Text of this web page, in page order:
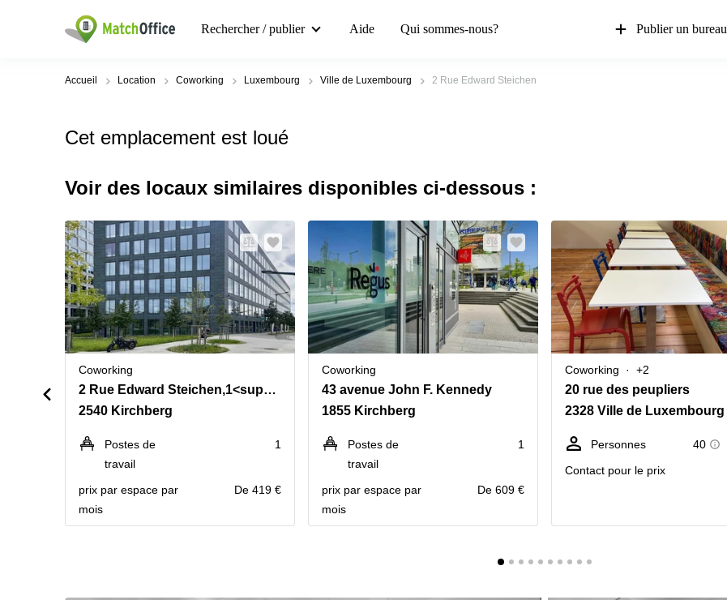
Rechercher / publier Aide Qui sommes-nous? Publier un bureau
Accueil Location Coworking Luxembourg Ville de Luxembourg 2 Rue Edward Steichen
Cet emplacement est loué
Voir des locaux similaires disponibles ci-dessous :
Coworking
2 Rue Edward Steichen,1<sup>er</sup> étage de l‘immeuble Oksigen
2540 Kirchberg
Postes de
travail
1
prix par espace par
mois
De 419 €
Coworking
43 avenue John F. Kennedy
1855 Kirchberg
Postes de
travail
1
prix par espace par
mois
De 609 €
Coworking +2
20 rue des peupliers
2328 Ville de Luxembourg
Personnes
40
Contact pour le prix